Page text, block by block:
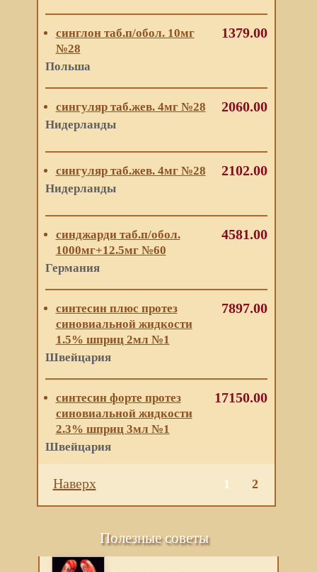
синглон таб.п/обол. 10мг
№28
Польша
1379.00
сингуляр таб.жев. 4мг №28
Нидерланды
2060.00
сингуляр таб.жев. 4мг №28
Нидерланды
2102.00
синджарди таб.п/обол.
1000мг+12.5мг №60
Германия
4581.00
синтесин плюс протез
синовиальной жидкости
1.5% шприц 2мл №1
Швейцария
7897.00
синтесин форте протез
синовиальной жидкости
2.3% шприц 3мл №1
Швейцария
17150.00
Наверх 1 2
Полезные советы